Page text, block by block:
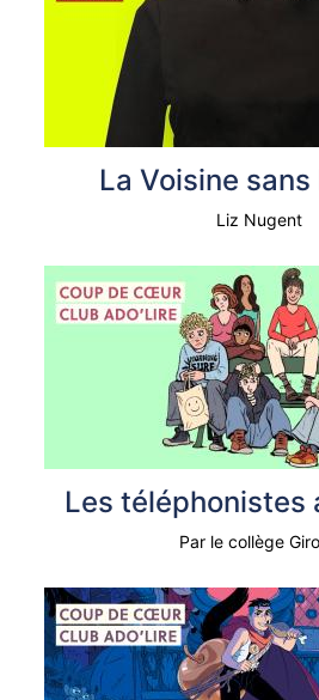
La Voisine
Liz Nugent
Les téléphonistes
Par le collège